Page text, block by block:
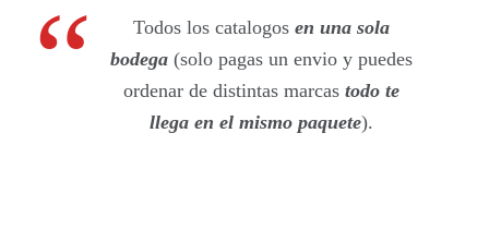
Todos los catalogos en una sola
bodega (solo pagas un envio y puedes
ordenar de distintas marcastodo te
llega en el mismo paquete).